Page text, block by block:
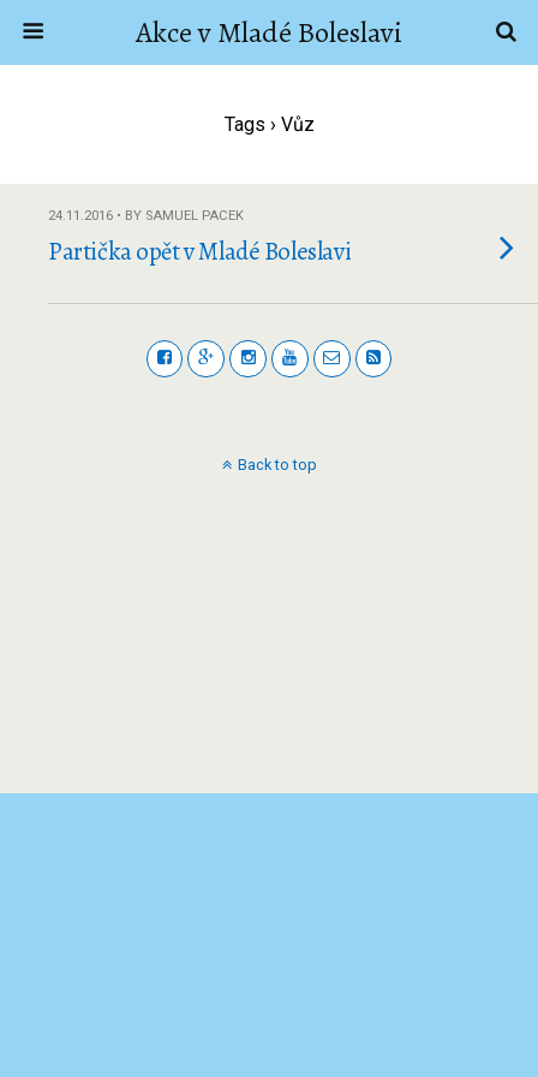
Akce v Mladé Boleslavi
Tags › Vůz
24.11.2016 • BY SAMUEL PACEK
Partička opět v Mladé Boleslavi
Back to top